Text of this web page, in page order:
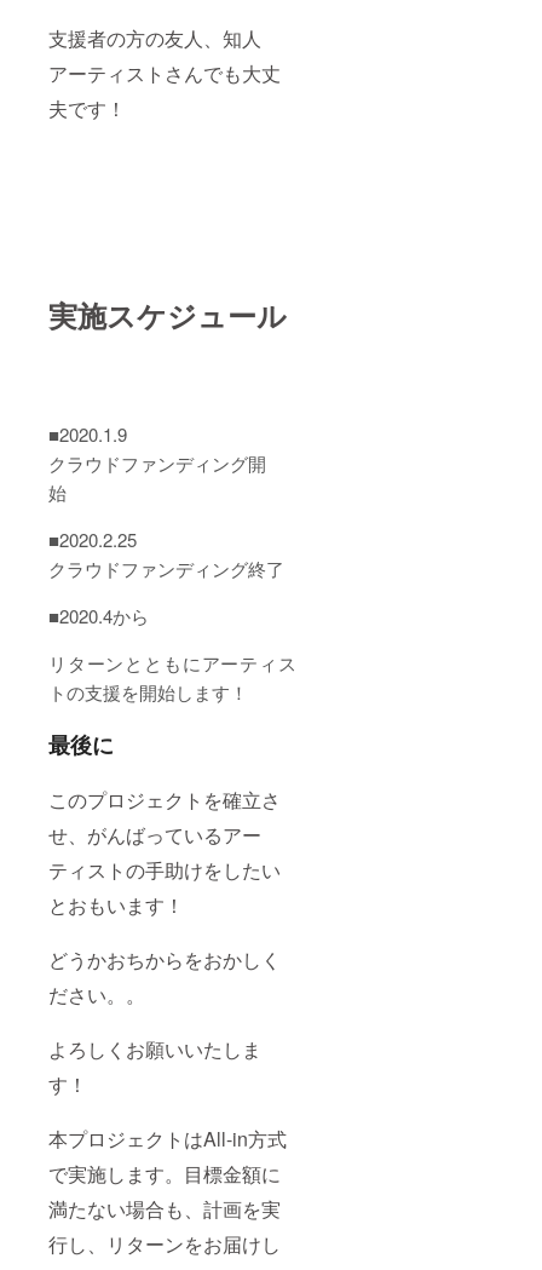
支援者の方の友人、知人
アーティストさんでも大丈
夫です！
実施スケジュール
■2020.1.9
クラウドファンディング開
始
■2020.2.25
クラウドファンディング終了
■2020.4から
リターンとともにアーティス
トの支援を開始します！
最後に
このプロジェクトを確立さ
せ、がんばっているアー
ティストの手助けをしたい
とおもいます！
どうかおちからをおかしく
ださい。。
よろしくお願いいたしま
す！
本プロジェクトはAll-in方式
で実施します。目標金額に
満たない場合も、計画を実
行し、リターンをお届けし